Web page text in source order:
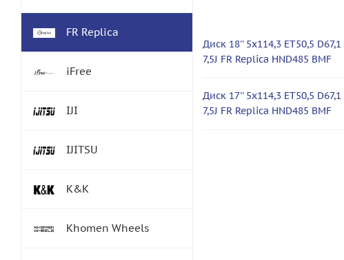
Диск 18'' 5x114,3 ET50,5 D67,1
7,5J FR Replica HND485 BMF
Диск 17'' 5x114,3 ET50,5 D67,1
7,5J FR Replica HND485 BMF
FR Replica
iFree
IJI
IJITSU
K&K
Khomen Wheels